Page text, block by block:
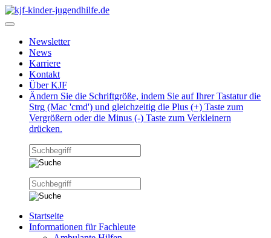
Newsletter
News
Karriere
Kontakt
Über KJF
Ändern Sie die Schriftgröße, indem Sie auf Ihrer Tastatur die
Strg (Mac 'cmd') und gleichzeitig die Plus (+) Taste zum
Vergrößern oder die Minus (-) Taste zum Verkleinern
drücken.
Startseite
Informationen für Fachleute